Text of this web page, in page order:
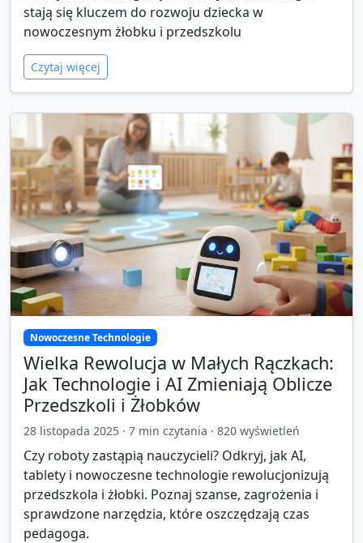
stają się kluczem do rozwoju dziecka w
nowoczesnym żłobku i przedszkolu
Czytaj więcej
Nowoczesne Technologie
Wielka Rewolucja w Małych Rączkach:
Jak Technologie i AI Zmieniają Oblicze
Przedszkoli i Żłobków
28 listopada 2025 · 7 min czytania · 820 wyświetleń
Czy roboty zastąpią nauczycieli? Odkryj, jak AI,
tablety i nowoczesne technologie rewolucjonizują
przedszkola i żłobki. Poznaj szanse, zagrożenia i
sprawdzone narzędzia, które oszczędzają czas
pedagoga.